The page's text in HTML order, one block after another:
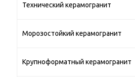
Технический керамогранит
Морозостойкий керамогранит
Крупноформатный керамогранит